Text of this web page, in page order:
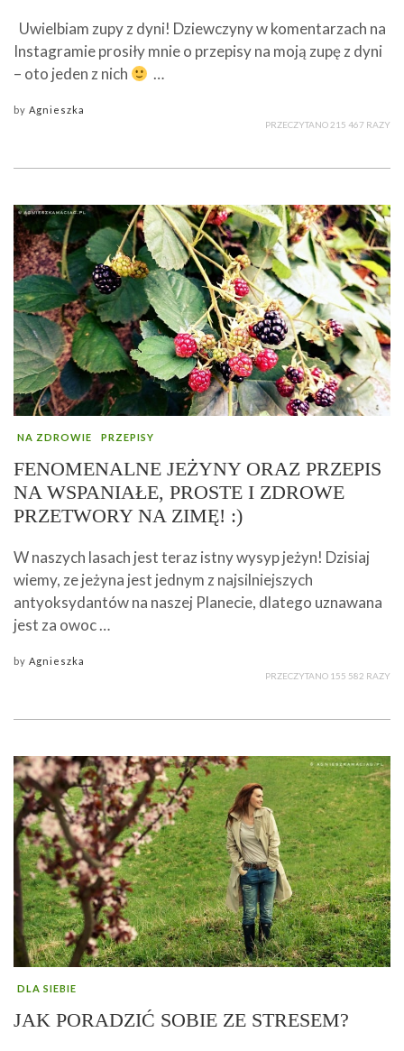
Uwielbiam zupy z dyni! Dziewczyny w komentarzach na
Instagramie prosiły mnie o przepisy na moją zupę z dyni
– oto jeden z nich
…
by Agnieszka
PRZECZYTANO 215 467 RAZY
NA ZDROWIE PRZEPISY
FENOMENALNE JEŻYNY ORAZ PRZEPIS
NA WSPANIAŁE, PROSTE I ZDROWE
PRZETWORY NA ZIMĘ! :)
W naszych lasach jest teraz istny wysyp jeżyn! Dzisiaj
wiemy, ze jeżyna jest jednym z najsilniejszych
antyoksydantów na naszej Planecie, dlatego uznawana
jest za owoc …
by Agnieszka
PRZECZYTANO 155 582 RAZY
DLA SIEBIE
JAK PORADZIĆ SOBIE ZE STRESEM?